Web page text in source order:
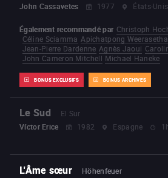
John Cassavetes 1977 États-Unis
BONUS EXCLUSIFS BONUS ARCHIVES
Également recommandé par Christoph
Céline Sciamma Apichatpong
Jean-Pierre Dardenne Agnès Jaoui
John Cameron Mitchell Michael Haneke
Le Sud
El Sur
Víctor Erice
1982 Espagne
L'Âme sœur
Höhenfeuer